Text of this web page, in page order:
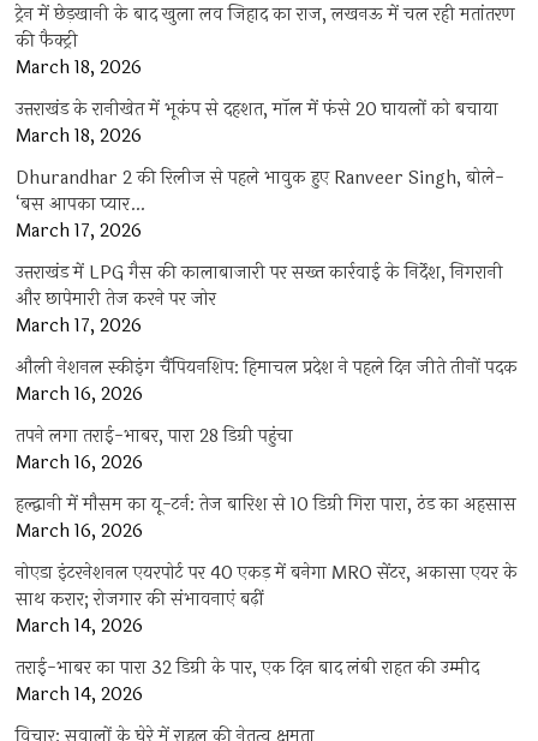
ट्रेन में छेड़खानी के बाद खुला लव जिहाद का राज, लखनऊ में चल रही मतांतरण
की फैक्ट्री
March 18, 2026
उत्तराखंड के रानीखेत में भूकंप से दहशत, मॉल में फंसे 20 घायलों को बचाया
March 18, 2026
Dhurandhar 2 की रिलीज से पहले भावुक हुए Ranveer Singh, बोले-
‘बस आपका प्यार…
March 17, 2026
उत्तराखंड में LPG गैस की कालाबाजारी पर सख्त कार्रवाई के निर्देश, निगरानी
और छापेमारी तेज करने पर जोर
March 17, 2026
औली नेशनल स्कीइंग चैंपियनशिप: हिमाचल प्रदेश ने पहले दिन जीते तीनों पदक
March 16, 2026
तपने लगा तराई-भाबर, पारा 28 डिग्री पहुंचा
March 16, 2026
हल्द्वानी में मौसम का यू-टर्न: तेज बारिश से 10 डिग्री गिरा पारा, ठंड का अहसास
March 16, 2026
नोएडा इंटरनेशनल एयरपोर्ट पर 40 एकड़ में बनेगा MRO सेंटर, अकासा एयर के
साथ करार; रोजगार की संभावनाएं बढ़ीं
March 14, 2026
तराई-भाबर का पारा 32 डिग्री के पार, एक दिन बाद लंबी राहत की उम्मीद
March 14, 2026